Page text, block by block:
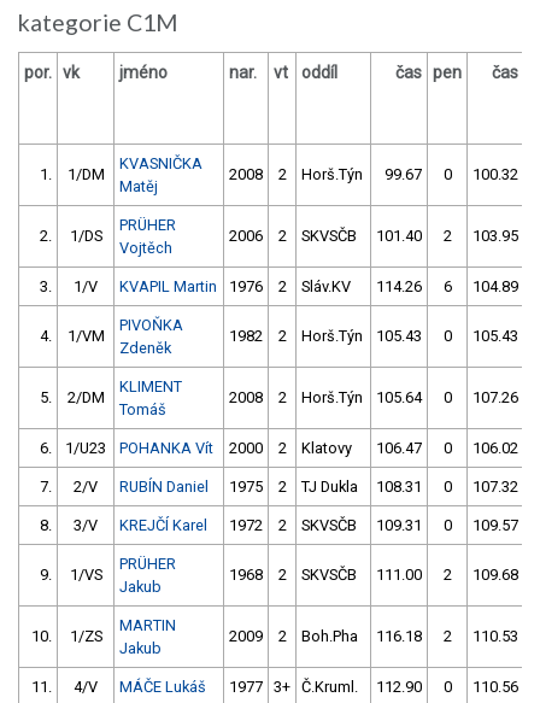
kategorie C1M
por. vk jméno nar. vt oddíl čas pen čas
1. 1/DM
KVASNIČKA
Matěj
2008 2 Horš.Týn 99.67 0 100.32
2. 1/DS
PRÜHER
Vojtěch
2006 2 SKVSČB 101.40 2 103.95
3. 1/V KVAPIL Martin 1976 2 Sláv.KV 114.26 6 104.89
4. 1/VM
PIVOŇKA
Zdeněk
1982 2 Horš.Týn 105.43 0 105.43
5. 2/DM
KLIMENT
Tomáš
2008 2 Horš.Týn 105.64 0 107.26
6. 1/U23 POHANKA Vít 2000 2 Klatovy 106.47 0 106.02
7. 2/V RUBÍN Daniel 1975 2 TJ Dukla 108.31 0 107.32
8. 3/V KREJČÍ Karel 1972 2 SKVSČB 109.31 0 109.57
9. 1/VS
PRÜHER
Jakub
1968 2 SKVSČB 111.00 2 109.68
10. 1/ZS
MARTIN
Jakub
2009 2 Boh.Pha 116.18 2 110.53
11. 4/V MÁČE Lukáš 1977 3+ Č.Kruml. 112.90 0 110.56